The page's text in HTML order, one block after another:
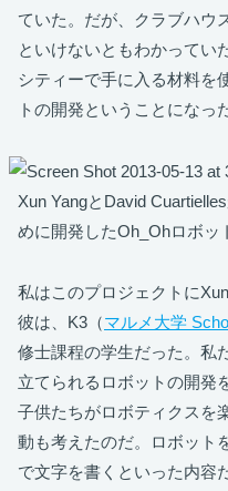
ていた。だが、クラブハウ
といけないともわかってい
シティーで手に入る材料を
トの開発ということになっ
Xun YangとDavid
めに開発したOh_Ohロボッ
私はこのプロジェクトに
彼は、K3（マルメ大学
修士課程の学生だった。私
立てられるロボットの開発
子供たちがロボティクスを
動も考えたのだ。ロボット
で文字を書くといった内容